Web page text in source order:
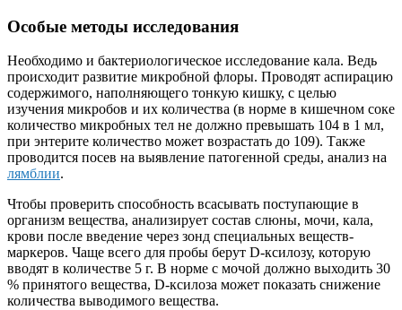
Особые методы исследования
Необходимо и бактериологическое исследование кала. Ведь
происходит развитие микробной флоры. Проводят аспирацию
содержимого, наполняющего тонкую кишку, с целью
изучения микробов и их количества (в норме в кишечном соке
количество микробных тел не должно превышать 104 в 1 мл,
при энтерите количество может возрастать до 109). Также
проводится посев на выявление патогенной среды, анализ на
лямблии.
Чтобы проверить способность всасывать поступающие в
организм вещества, анализирует состав слюны, мочи, кала,
крови после введение через зонд специальных веществ-
маркеров. Чаще всего для пробы берут D-ксилозу, которую
вводят в количестве 5 г. В норме с мочой должно выходить 30
% принятого вещества, D-ксилоза может показать снижение
количества выводимого вещества.